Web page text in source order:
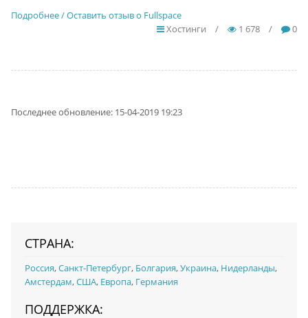
Подробнее / Оставить отзыв о Fullspace
Хостинги
/ 1 678 / 0
Последнее обновление: 15-04-2019 19:23
СТРАНА:
Россия,Санкт-Петербург, Болгария,Украина, Нидерланды,
Амстердам,США, Европа, Германия
ПОДДЕРЖКА: